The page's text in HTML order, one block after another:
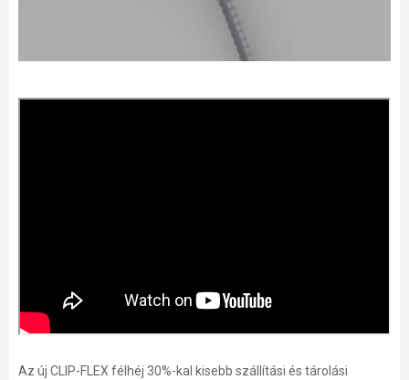
Az új CLIP-FLEX félhéj 30%-kal kisebb szállítási és tárolási